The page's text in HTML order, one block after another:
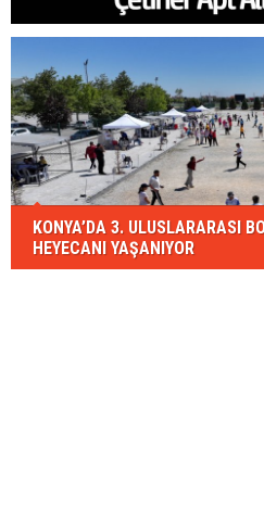
KONYA’DA 3. ULUSLARARASI
HEYECANI YAŞANIYOR